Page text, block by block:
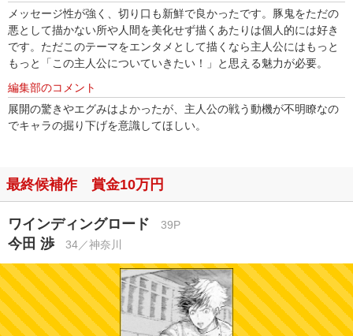
メッセージ性が強く、切り口も新鮮で良かったです。豚鬼をただの
悪として描かない所や人間を美化せず描くあたりは個人的には好き
です。ただこのテーマをエンタメとして描くなら主人公にはもっと
もっと「この主人公についていきたい！」と思える魅力が必要。
編集部のコメント
展開の驚きやエグみはよかったが、主人公の戦う動機が不明瞭なの
でキャラの掘り下げを意識してほしい。
最終候補作 賞金10万円
ワインディングロード 39P
今田 渉34／神奈川